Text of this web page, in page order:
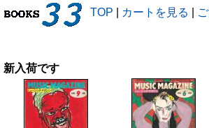
TOP カートを見る
新入荷です